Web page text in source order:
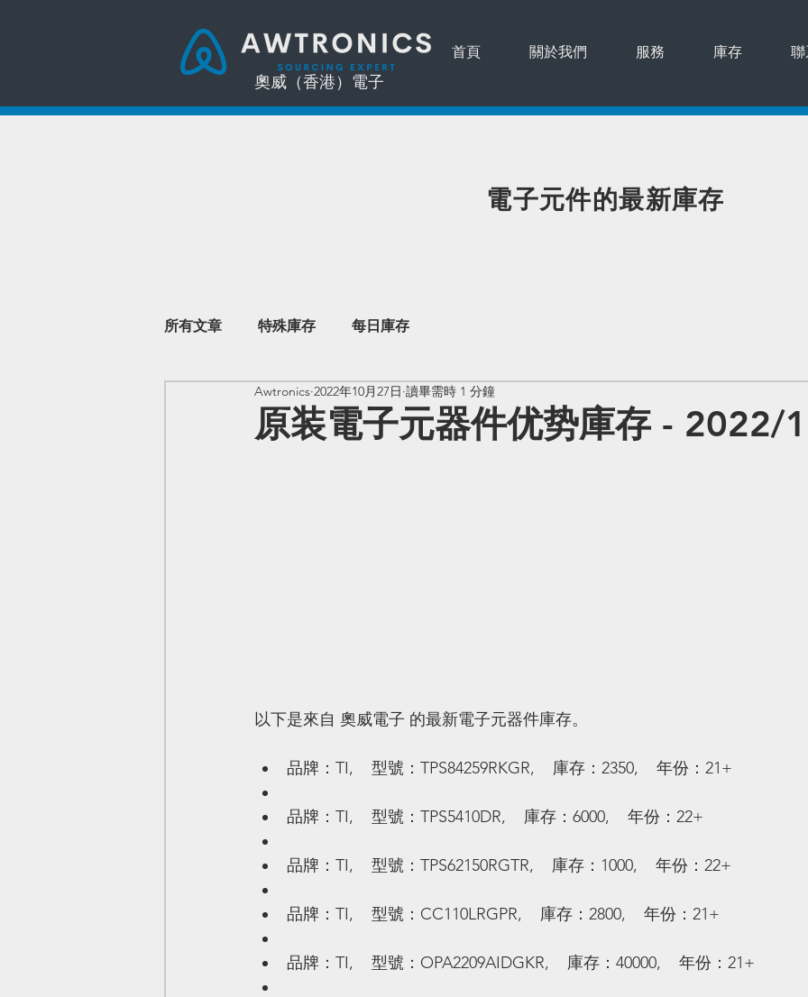
奧威（香港）電子
首頁 關於我們 服務 庫存
​電子元件的最新庫存
所有文章 特殊庫存 每日庫存
原装電子元器件优势庫存 - 2022/
Awtronics 2022年10月27日 讀畢需時 1 分鐘
以下是來自 奧威電子 的最新電子元器件庫存。
品牌：TI,    型號：TPS84259RKGR,    庫存：2350,    年份：21+
品牌：TI,    型號：TPS5410DR,    庫存：6000,    年份：22+
品牌：TI,    型號：TPS62150RGTR,    庫存：1000,    年份：22+
品牌：TI,    型號：CC110LRGPR,    庫存：2800,    年份：21+
品牌：TI,    型號：OPA2209AIDGKR,    庫存：40000,    年份：21+